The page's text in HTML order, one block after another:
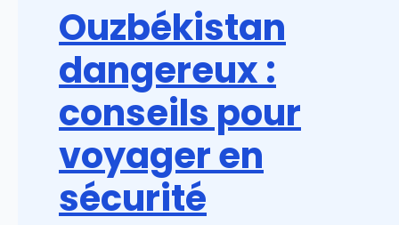
Ouzbékistan
dangereux :
conseils pour
voyager en
sécurité